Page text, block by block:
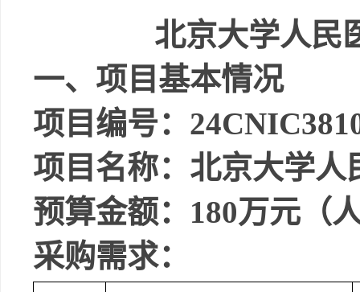
北京大学人民
一、项目基本情况
项目编号：
项目名称： 北京大学人
预算金额： 180万元（
采购需求：